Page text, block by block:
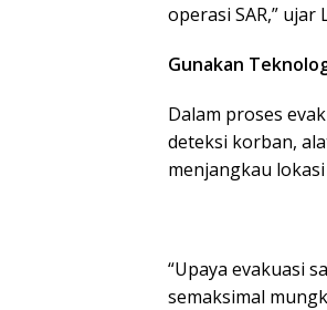
operasi SAR,”
Gunakan
Dalam proses
deteksi korban,
menjangkau
“Upaya evakuasi
semaksimal